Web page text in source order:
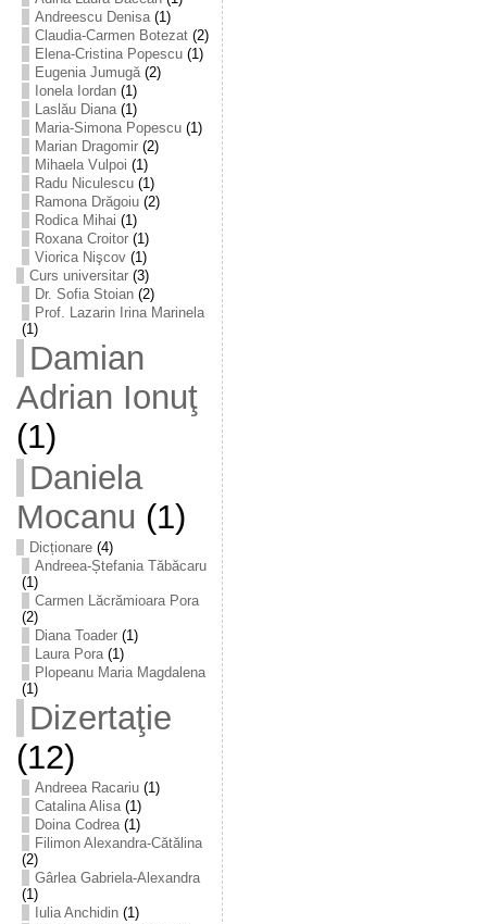
Andreescu Denisa(1)
Claudia-Carmen Botezat(2)
Elena-Cristina Popescu(1)
Eugenia Jumugă(2)
Ionela Iordan(1)
Laslău Diana(1)
Maria-Simona Popescu(1)
Marian Dragomir(2)
Mihaela Vulpoi (1)
Radu Niculescu(1)
Ramona Drăgoiu(2)
Rodica Mihai (1)
Roxana Croitor(1)
Viorica Nişcov(1)
Curs universitar(3)
Dr. Sofia Stoian(2)
Prof. Lazarin Irina Marinela
(1)
Damian
Adrian Ionuţ
(1)
Daniela
Mocanu (1)
Dicționare(4)
Andreea-Ștefania Tăbăcaru
(1)
Carmen Lăcrămioara Pora
(2)
Diana Toader(1)
Laura Pora(1)
Plopeanu Maria Magdalena
(1)
Dizertaţie
(12)
Andreea Racariu(1)
Catalina Alisa(1)
Doina Codrea(1)
Filimon Alexandra-Cătălina
(2)
Gârlea Gabriela-Alexandra
(1)
Iulia Anchidin(1)